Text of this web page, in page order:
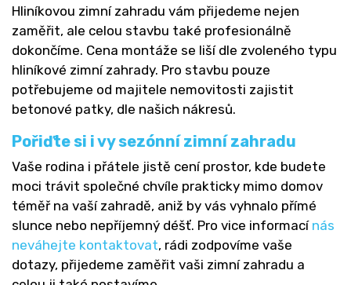
Hliníkovou zimní zahradu vám přijedeme nejen
zaměřit, ale celou stavbu také profesionálně
dokončíme. Cena montáže se liší dle zvoleného typu
hliníkové zimní zahrady. Pro stavbu pouze
potřebujeme od majitele nemovitosti zajistit
betonové patky, dle našich nákresů.
Pořiďte si i vy sezónní zimní zahradu
Vaše rodina i přátele jistě cení prostor, kde budete
moci trávit společné chvíle prakticky mimo domov
téměř na vaší zahradě, aniž by vás vyhnalo přímé
slunce nebo nepříjemný déšť. Pro vice informací nás
neváhejte kontaktovat, rádi zodpovíme vaše
dotazy, přijedeme zaměřit vaši zimní zahradu a